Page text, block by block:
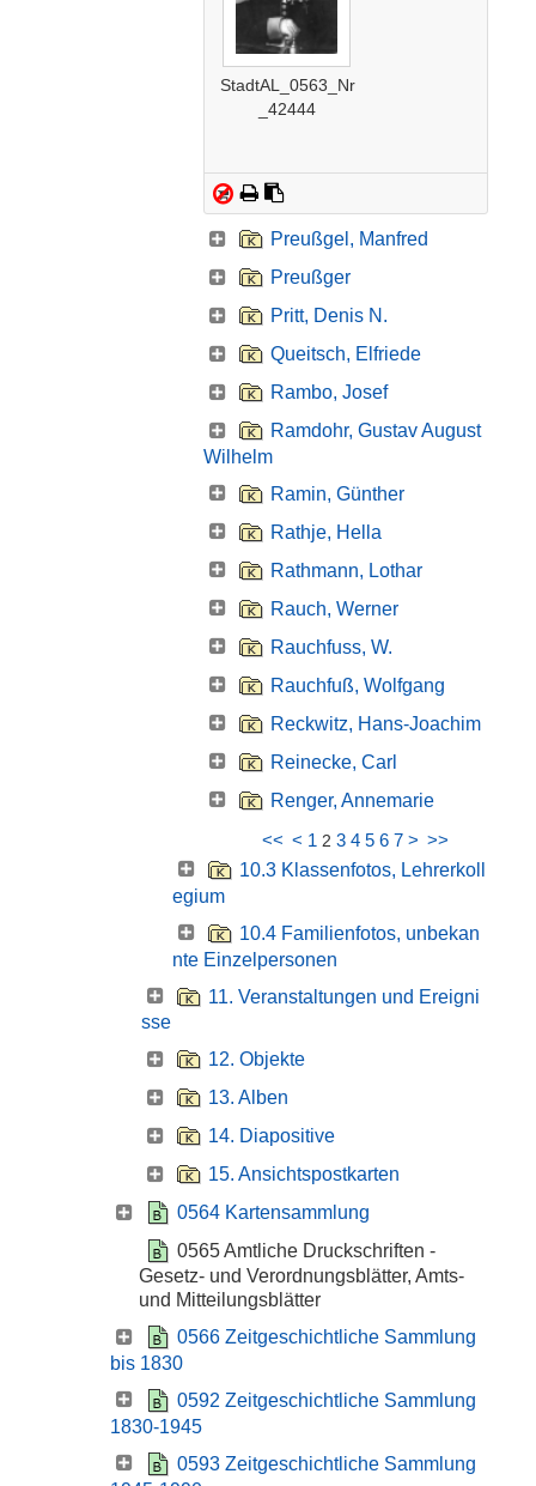
StadtAL_0563_Nr
_42444
Preußgel, Manfred
Preußger
Pritt, Denis N.
Queitsch, Elfriede
Rambo, Josef
Ramdohr, Gustav August
Wilhelm
Ramin, Günther
Rathje, Hella
Rathmann, Lothar
Rauch, Werner
Rauchfuss, W.
Rauchfuß, Wolfgang
Reckwitz, Hans-Joachim
Reinecke, Carl
Renger, Annemarie
<< < 1 2 3 4 5 6 7 > >>
10.3 Klassenfotos, Lehrerkoll
egium
10.4 Familienfotos, unbekan
nte Einzelpersonen
11. Veranstaltungen und Ereigni
sse
12. Objekte
13. Alben
14. Diapositive
15. Ansichtspostkarten
0564 Kartensammlung
0565 Amtliche Druckschriften -
Gesetz- und Verordnungsblätter, Amts-
und Mitteilungsblätter
0566 Zeitgeschichtliche Sammlung
bis 1830
0592 Zeitgeschichtliche Sammlung
1830-1945
0593 Zeitgeschichtliche Sammlung